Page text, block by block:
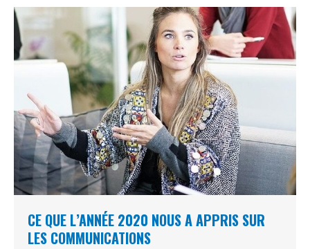
CE QUE L’ANNÉE 2020 NOUS A APPRIS SUR
LES COMMUNICATIONS